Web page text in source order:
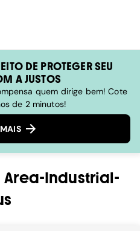
DE PROTEGER SEU
A JUSTOS
quem dirige bem! Cote
de 2 minutos!
Area-Industrial-